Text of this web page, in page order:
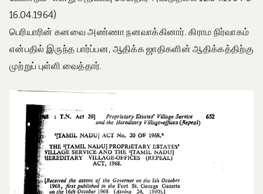
16.04.1964)
பெரியாரின் கனவை அண்ணா நனவாக்கினார். கிராம நிர்வாகம்
என்பதில் இருந்த பார்ப்பன, ஆதிக்க ஜாதிகளின் ஆதிக்கத்திற்கு
முற்றுப் புள்ளி வைத்தார்.